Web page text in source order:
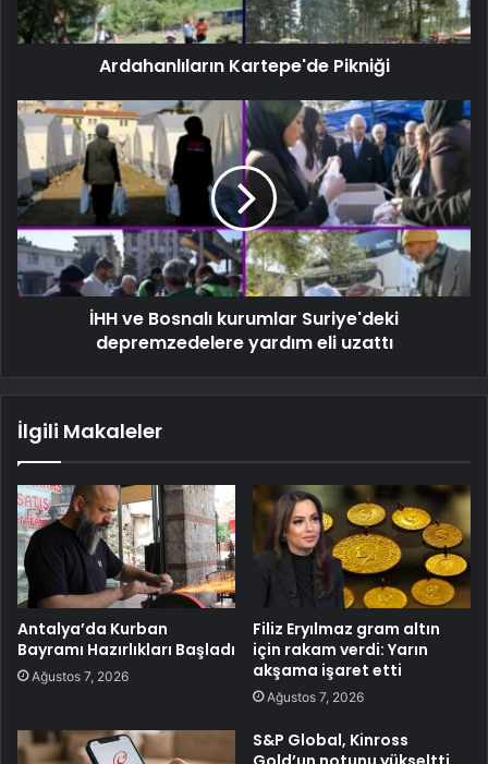
Ardahanlıların Kartepe'de Pikniği
İHH ve Bosnalı kurumlar Suriye'deki
depremzedelere yardım eli uzattı
İlgili Makaleler
Antalya’da Kurban
Bayramı Hazırlıkları Başladı
Ağustos 7, 2026
Filiz Eryılmaz gram altın
için rakam verdi: Yarın
akşama işaret etti
Ağustos 7, 2026
S&P Global, Kinross